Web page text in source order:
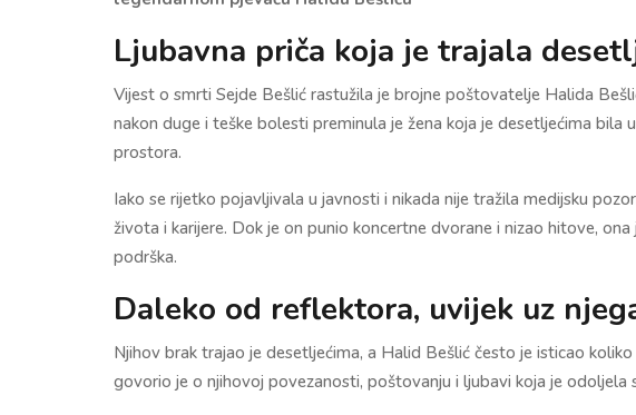
Ljubavna priča koja je trajala
Vijest o smrti Sejde Bešlić rastužila je brojne poštovatelje Halida
nakon duge i teške bolesti preminula je žena koja je desetljećima bila
prostora.
Iako se rijetko pojavljivala u javnosti i nikada nije tražila medijsku
života i karijere. Dok je on punio koncertne dvorane i nizao hitove,
podrška.
Daleko od reflektora, uvijek uz
Njihov brak trajao je desetljećima, a Halid Bešlić često je isticao
govorio je o njihovoj povezanosti, poštovanju i ljubavi koja je odoljela